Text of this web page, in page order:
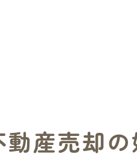
動産売却